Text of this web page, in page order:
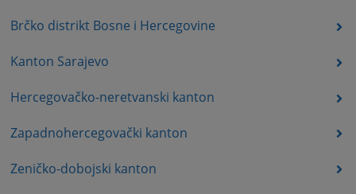
Brčko distrikt Bosne i Hercegovine
Kanton Sarajevo
Hercegovačko-neretvanski kanton
Zapadnohercegovački kanton
Zeničko-dobojski kanton